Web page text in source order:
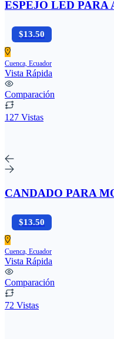
ESPEJO LED PARA
$13.50
Cuenca, Ecuador
Vista Rápida
Comparación
127 Vistas
CANDADO PARA
$13.50
Cuenca, Ecuador
Vista Rápida
Comparación
72 Vistas